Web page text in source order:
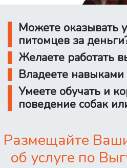
Можете оказывать
питомцев за
Желаете работать
Владеете навыками
Умеете обучать и
поведение собак
Размещайте
об услуге по